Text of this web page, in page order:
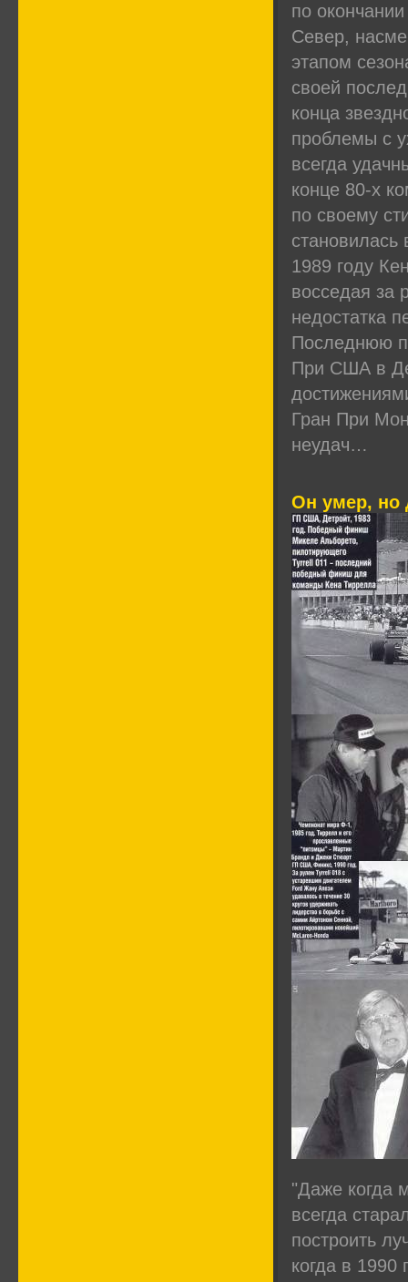
по
Север,
этапом
своей
конца
проблемы с
всегда
конце 80-х
по своему
1989 году
восседая за
недостатка
Последнюю
При США в
Гран При
неудач…
Он умер, но
"Даже когда
всегда
построить
когда в 1990